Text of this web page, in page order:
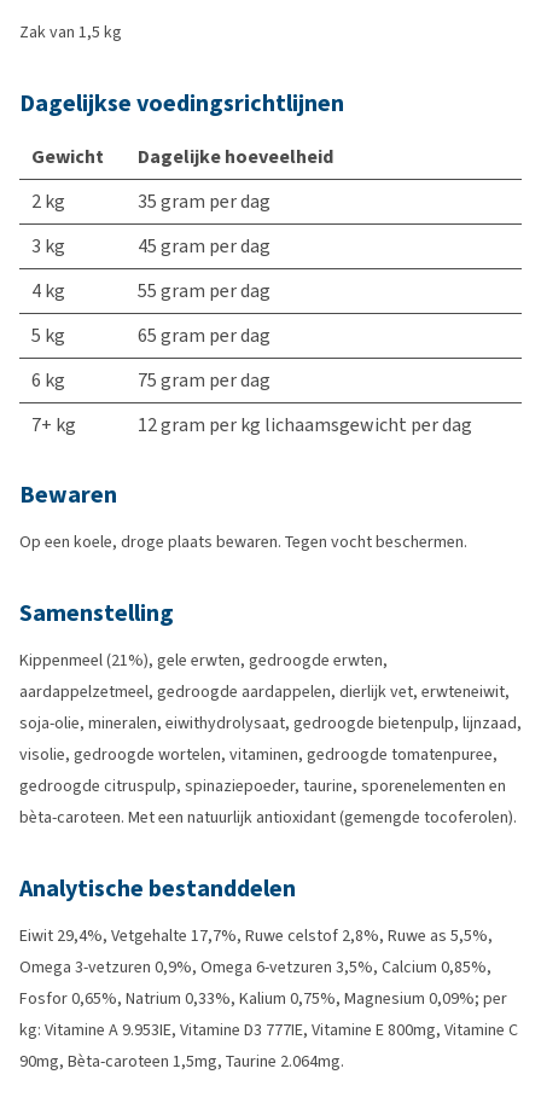
Zak van 1,5 kg
Dagelijkse voedingsrichtlijnen
Gewicht
Dagelijke hoeveelheid
2 kg
35 gram per dag
3 kg
45 gram per dag
4 kg
55 gram per dag
5 kg
65 gram per dag
6 kg
75 gram per dag
7+ kg
12 gram per kg lichaamsgewicht per dag
Bewaren
Op een koele, droge plaats bewaren. Tegen vocht beschermen.
Samenstelling
Kippenmeel (21%), gele erwten, gedroogde erwten,
aardappelzetmeel, gedroogde aardappelen, dierlijk vet, erwteneiwit,
soja-olie, mineralen, eiwithydrolysaat, gedroogde bietenpulp, lijnzaad,
visolie, gedroogde wortelen, vitaminen, gedroogde tomatenpuree,
gedroogde citruspulp, spinaziepoeder, taurine, sporenelementen en
bèta-caroteen. Met een natuurlijk antioxidant (gemengde tocoferolen).
Analytische bestanddelen
Eiwit 29,4%, Vetgehalte 17,7%, Ruwe celstof 2,8%, Ruwe as 5,5%,
Omega 3-vetzuren 0,9%, Omega 6-vetzuren 3,5%, Calcium 0,85%,
Fosfor 0,65%, Natrium 0,33%, Kalium 0,75%, Magnesium 0,09%; per
kg: Vitamine A 9.953IE, Vitamine D3 777IE, Vitamine E 800mg, Vitamine C
90mg, Bèta-caroteen 1,5mg, Taurine 2.064mg.